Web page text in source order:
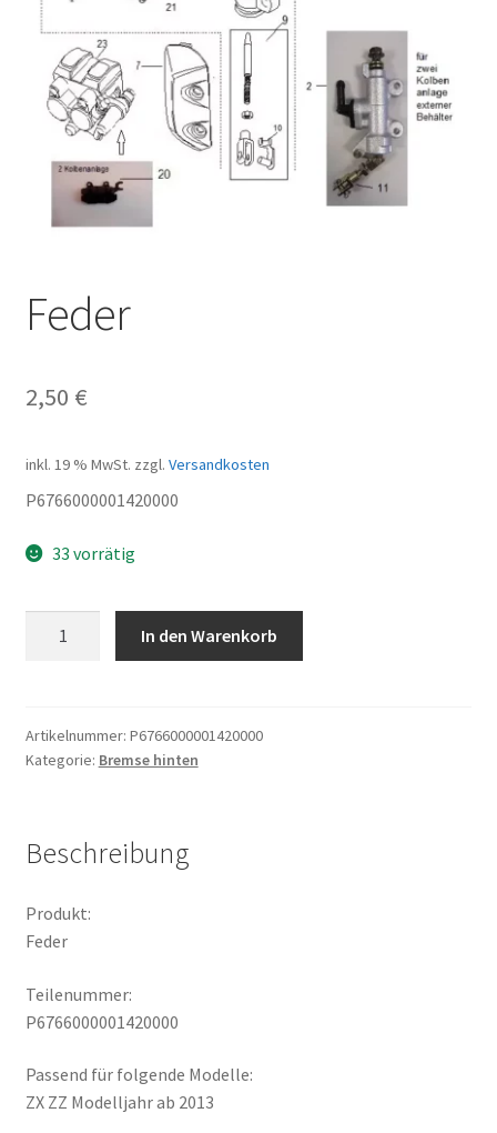
Feder
2,50 €
inkl. 19 % MwSt. zzgl. Versandkosten
P6766000001420000
33 vorrätig
In den Warenkorb
Artikelnummer: P6766000001420000
Kategorie: Bremse hinten
Beschreibung
Produkt:
Feder
Teilenummer:
P6766000001420000
Passend für folgende Modelle:
ZX ZZ Modelljahr ab 2013